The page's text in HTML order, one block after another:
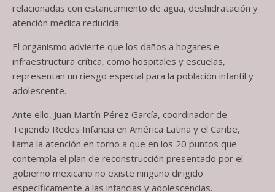
relacionadas con estancamiento de agua, deshidratación y
atención médica reducida.
El organismo advierte que los daños a hogares e
infraestructura crítica, como hospitales y escuelas,
representan un riesgo especial para la población infantil y
adolescente.
Ante ello, Juan Martín Pérez García, coordinador de
Tejiendo Redes Infancia en América Latina y el Caribe,
llama la atención en torno a que en los 20 puntos que
contempla el plan de reconstrucción presentado por el
gobierno mexicano no existe ninguno dirigido
específicamente a las infancias y adolescencias.